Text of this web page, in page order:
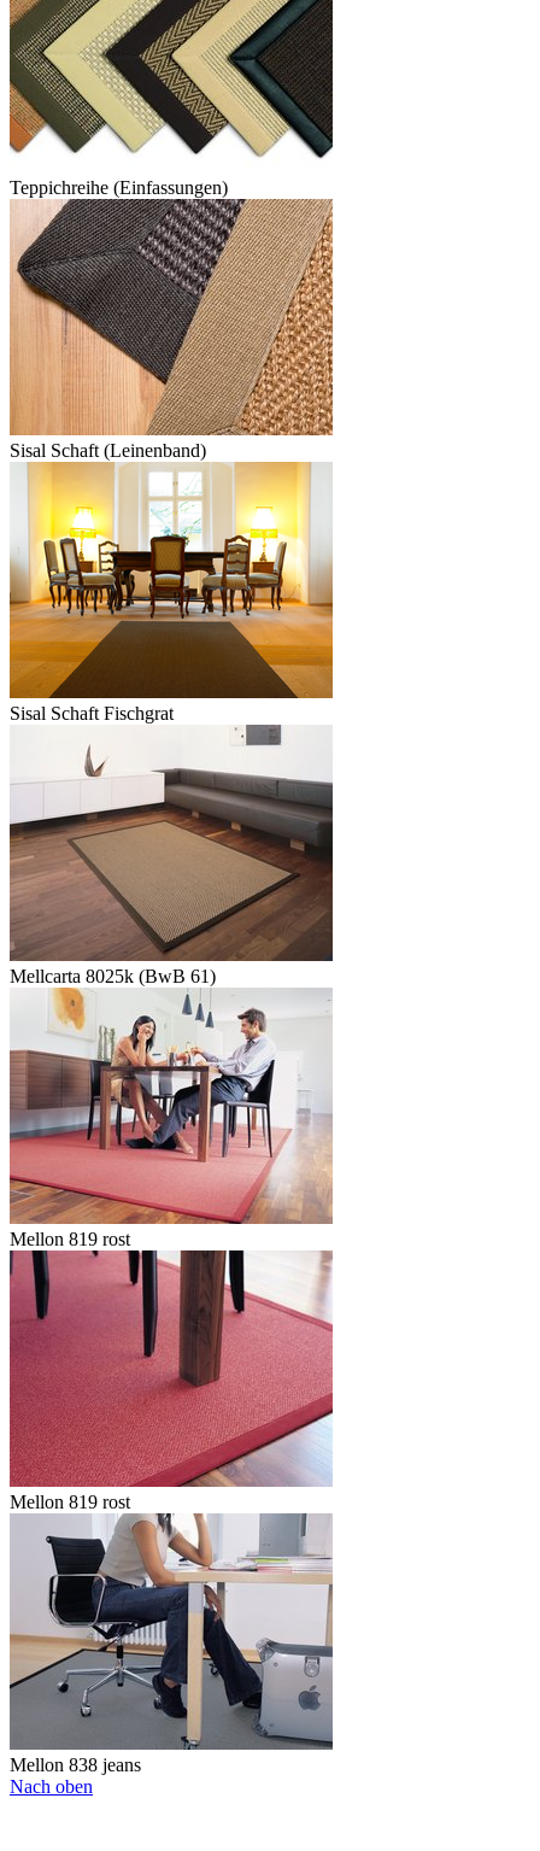
Teppichreihe (Einfassungen)
Sisal Schaft (Leinenband)
Sisal Schaft Fischgrat
Mellcarta 8025k (BwB 61)
Mellon 819 rost
Mellon 819 rost
Mellon 838 jeans
Nach oben